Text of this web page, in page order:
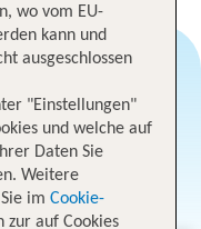
wo vom EU-
kann und
ausgeschlossen
"Einstellungen"
und welche auf
Daten Sie
Weitere
im Cookie-
zur auf Cookies